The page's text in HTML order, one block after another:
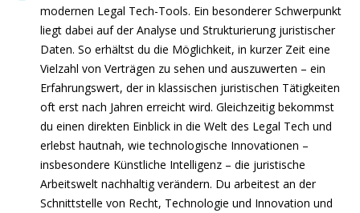
modernen Legal Tech-Tools. Ein besonderer Schwerpunkt
liegt dabei auf der Analyse und Strukturierung juristischer
Daten. So erhältst du die Möglichkeit, in kurzer Zeit eine
Vielzahl von Verträgen zu sehen und auszuwerten – ein
Erfahrungswert, der in klassischen juristischen Tätigkeiten
oft erst nach Jahren erreicht wird. Gleichzeitig bekommst
du einen direkten Einblick in die Welt des Legal Tech und
erlebst hautnah, wie technologische Innovationen –
insbesondere Künstliche Intelligenz – die juristische
Arbeitswelt nachhaltig verändern. Du arbeitest an der
Schnittstelle von Recht, Technologie und Innovation und